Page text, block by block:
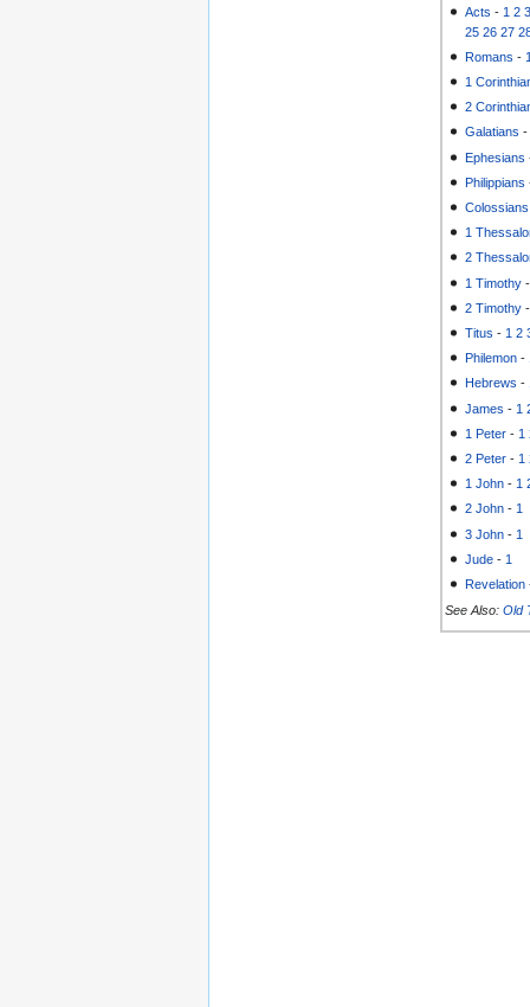
Acts - 1 2
25 26 27
Romans -
1
2
Galatians
Ephesians
Philippians
Colossians
1
2
1 Timothy
2 Timothy
Titus - 1 2
Philemon -
Hebrews -
James - 1
1 Peter - 1
2 Peter - 1
1 John - 1
2 John - 1
3 John - 1
Jude - 1
Revelation
See Also: Old